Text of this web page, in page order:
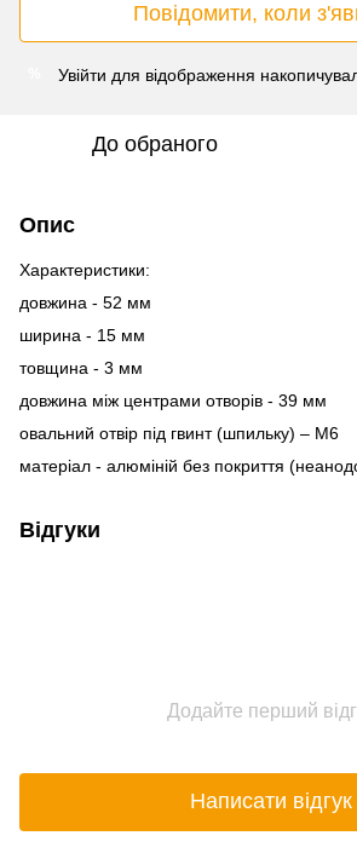
Повідомити, коли
Увійти для відображення
До обраного
Опис
Характеристики:
довжина - 52 мм
ширина - 15 мм
товщина - 3 мм
довжина між центрами отворів - 39 мм
овальний отвір під гвинт (шпильку) – М6
матеріал - алюміній без покриття
Відгуки
Додайте перший
Написати відгук